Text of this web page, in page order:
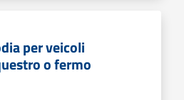
per veicoli
o fermo